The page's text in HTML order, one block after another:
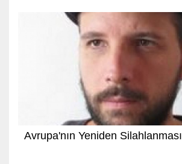
Avrupa'nın Yeniden Silahlanması